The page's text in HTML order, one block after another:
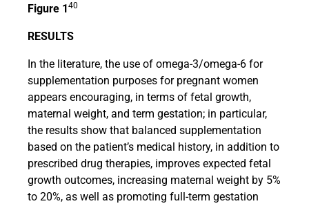
Figure 1 40
RESULTS
In the literature, the use of omega-3/omega-6 for
supplementation purposes for pregnant women
appears encouraging, in terms of fetal growth,
maternal weight, and term gestation; in particular,
the results show that balanced supplementation
based on the patient’s medical history, in addition to
prescribed drug therapies, improves expected fetal
growth outcomes, increasing maternal weight by 5%
to 20%, as well as promoting full-term gestation